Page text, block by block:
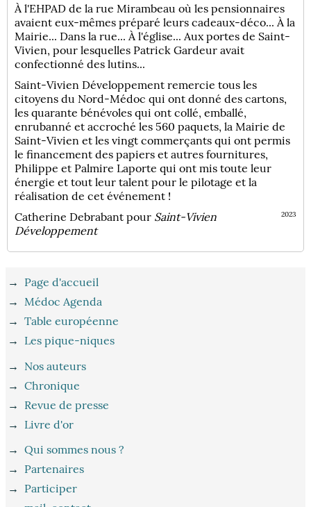
À l'EHPAD de la rue Mirambeau où les pensionnaires
avaient eux-mêmes préparé leurs cadeaux-déco... À la
Mairie... Dans la rue... À l'église... Aux portes de Saint-
Vivien, pour lesquelles Patrick Gardeur avait
confectionné des lutins...
Saint-Vivien Développement remercie tous les
citoyens du Nord-Médoc qui ont donné des cartons,
les quarante bénévoles qui ont collé, emballé,
enrubanné et accroché les 560 paquets, la Mairie de
Saint-Vivien et les vingt commerçants qui ont permis
le financement des papiers et autres fournitures,
Philippe et Palmire Laporte qui ont mis toute leur
énergie et tout leur talent pour le pilotage et la
réalisation de cet événement !
2023
Catherine Debrabant pour Saint-Vivien
Développement
→ Page d'accueil
→Médoc Agenda
→Table européenne
→ Les pique-niques
→ Nos auteurs
→Chronique
→ Revue de presse
→ Livre d'or
→Qui sommes nous ?
→ Partenaires
→ Participer